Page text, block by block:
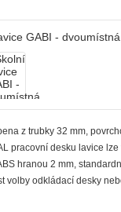
z trubky 32 mm,
pracovní desku lavice lze
hranou 2 mm,
volby odkládací desky